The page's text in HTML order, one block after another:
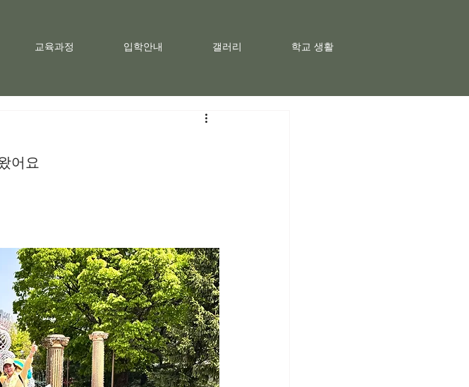
교육과정 입학안내 갤러리 학교 생활
어요